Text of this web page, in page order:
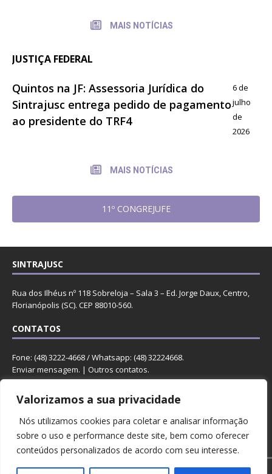
Valorizamos a sua privacidade
Nós utilizamos cookies para coletar e analisar informação
sobre o uso e performance deste site, bem como oferecer
conteúdos personalizados de acordo com seu interesse.
MAIS NOTÍCIAS
JUSTIÇA FEDERAL
Quintos na JF: Assessoria Jurídica do
Sintrajusc entrega pedido de pagamento
ao presidente do TRF4
6 de
julho
de
2026
MAIS NOTÍCIAS
11º CONGREJUFE
SINTRAJUSC
Rua dos Ilhéus nº 118 Sobreloja – Sala 3 – Ed. Jorge Daux, Centro,
Florianópolis (SC). CEP 88010-560.
CONTATOS
Fone: (48) 3222-4668 / Whatsapp: (48) 32224668.
Enviar mensagem. | Outros contatos.
REDES
Copyright © 2023 Sintrajusc.